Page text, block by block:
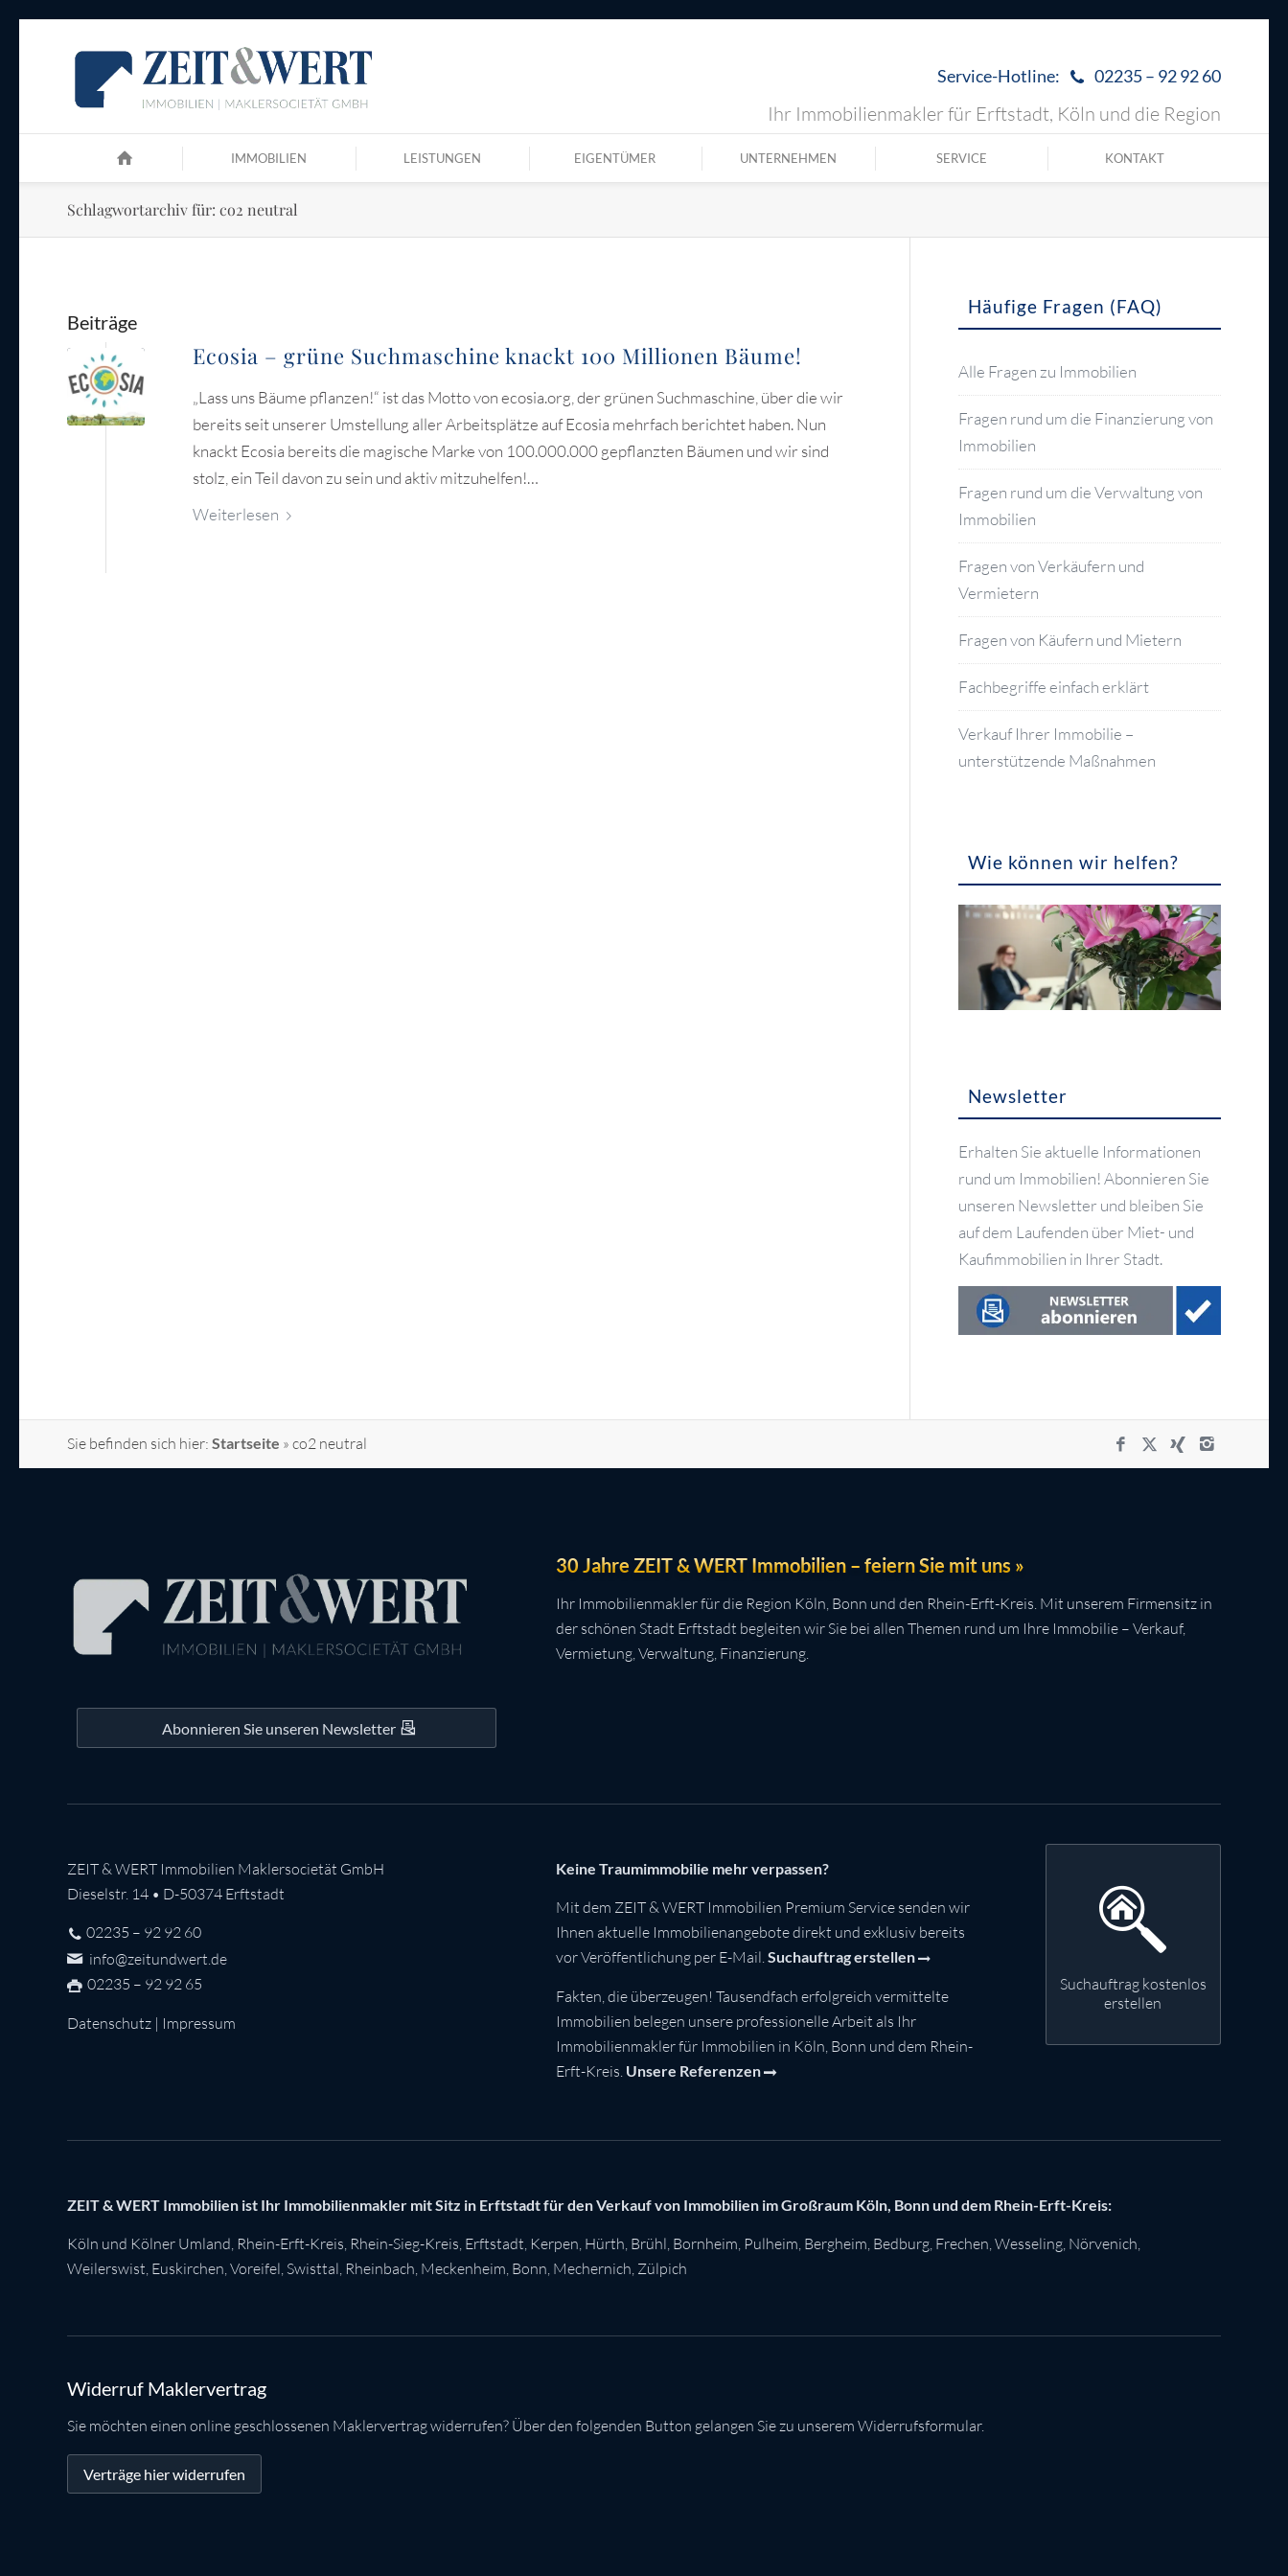
Service-Hotline: 02235 – 92 92 60
Ihr Immobilienmakler für Erftstadt, Köln und die Region
IMMOBILIEN LEISTUNGEN EIGENTÜMER UNTERNEHMEN SERVICE KONTAKT
Schlagwortarchiv für: co2 neutral
Beiträge
Ecosia – grüne Suchmaschine knackt 100 Millionen Bäume!
„Lass uns Bäume pflanzen!“ ist das Motto von ecosia.org, der grünen Suchmaschine, über die wir
bereits seit unserer Umstellung aller Arbeitsplätze auf Ecosia mehrfach berichtet haben. Nun
knackt Ecosia bereits die magische Marke von 100.000.000 gepflanzten Bäumen und wir sind
stolz, ein Teil davon zu sein und aktiv mitzuhelfen!…
Weiterlesen
Häufige Fragen (FAQ)
Alle Fragen zu Immobilien
Fragen rund um die Finanzierung von
Immobilien
Fragen rund um die Verwaltung von
Immobilien
Fragen von Verkäufern und
Vermietern
Fragen von Käufern und Mietern
Fachbegriffe einfach erklärt
Verkauf Ihrer Immobilie –
unterstützende Maßnahmen
Wie können wir helfen?
Newsletter
Erhalten Sie aktuelle Informationen
rund um Immobilien! Abonnieren Sie
unseren Newsletter und bleiben Sie
auf dem Laufenden über Miet- und
Kaufimmobilien in Ihrer Stadt.
Sie befinden sich hier: Startseite » co2 neutral
Abonnieren Sie unseren Newsletter
30 Jahre ZEIT & WERT Immobilien – feiern Sie mit uns »
Ihr Immobilienmakler für die Region Köln, Bonn und den Rhein-Erft-Kreis. Mit unserem Firmensitz in
der schönen Stadt Erftstadt begleiten wir Sie bei allen Themen rund um Ihre Immobilie – Verkauf,
Vermietung, Verwaltung, Finanzierung.
ZEIT & WERT Immobilien Maklersocietät GmbH
Dieselstr. 14 • D-50374 Erftstadt
02235 – 92 92 60
info@zeitundwert.de
02235 – 92 92 65
Datenschutz | Impressum
Keine Traumimmobilie mehr verpassen?
Mit dem ZEIT & WERT Immobilien Premium Service senden wir
Ihnen aktuelle Immobilienangebote direkt und exklusiv bereits
vor Veröffentlichung per E-Mail.Suchauftrag erstellen
Fakten, die überzeugen! Tausendfach erfolgreich vermittelte
Immobilien belegen unsere professionelle Arbeit als Ihr
Immobilienmakler für Immobilien in Köln, Bonn und dem Rhein-
Erft-Kreis. Unsere Referenzen
Suchauftrag kostenlos
erstellen
ZEIT & WERT Immobilien ist Ihr Immobilienmakler mit Sitz in Erftstadt für den Verkauf von Immobilien im Großraum Köln, Bonn und dem Rhein-Erft-Kreis:
Köln und Kölner Umland, Rhein-Erft-Kreis Rhein-Sieg-Kreis Erftstadt Kerpen Hürth Brühl Bornheim Pulheim Bergheim Bedburg Frechen Wesseling Nörvenich
Weilerswist Euskirchen , Voreifel, Swisttal Rheinbach Meckenheim Bonn Mechernich Zülpich
Widerruf Maklervertrag
Sie möchten einen online geschlossenen Maklervertrag widerrufen? Über den folgenden Button gelangen Sie zu unserem Widerrufsformular.
Verträge hier widerrufen